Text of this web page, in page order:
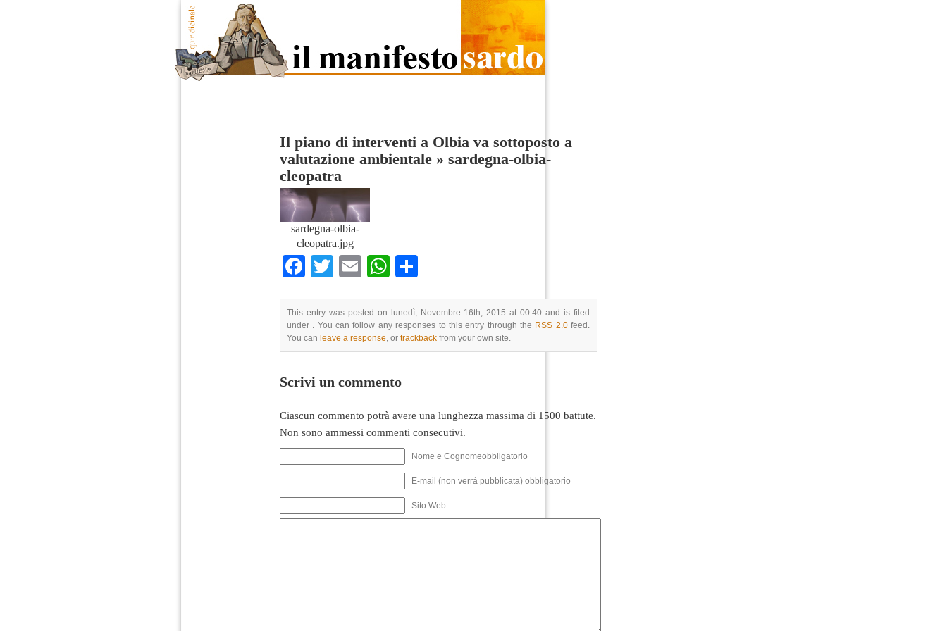
Il piano di interventi a Olbia va sottoposto a
valutazione ambientale » sardegna-olbia-
cleopatra
sardegna-olbia-
cleopatra.jpg
Facebook
TwitterEmailWhatsApp
This entry was posted on lunedì, Novembre 16th, 2015 at 00:40 and is filed
under . You can follow any responses to this entry through the RSS 2.0feed.
You can leave a response, or trackback from your own site.
Scrivi un commento
Ciascun commento potrà avere una lunghezza massima di 1500 battute.
Non sono ammessi commenti consecutivi.
Nome e Cognomeobbligatorio
E-mail (non verrà pubblicata) obbligatorio
Sito Web